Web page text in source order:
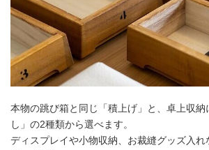
本物の跳び箱と同じ「積上げ」と、卓上収納
し」の2種類から選べます。
ディスプレイや小物収納、お裁縫グッズ入れ